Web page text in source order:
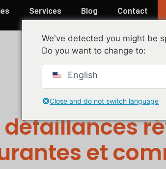
Services Blog Contact
défaillances
et
We've detected you might be
Do you want to change to:
English
Close and do not switch language